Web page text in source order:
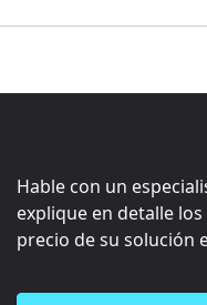
Hable con un
explique en detalle
precio de su solución